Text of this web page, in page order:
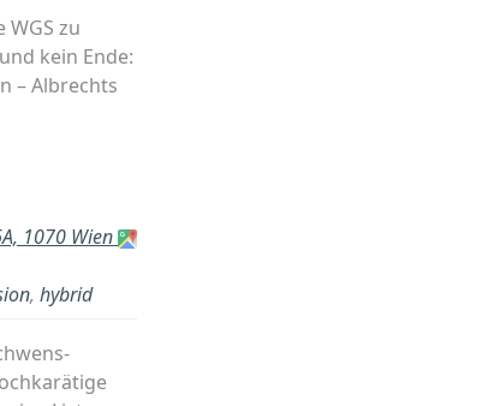
zu
kein Ende:
– Albrechts
1070 Wien
, hybrid